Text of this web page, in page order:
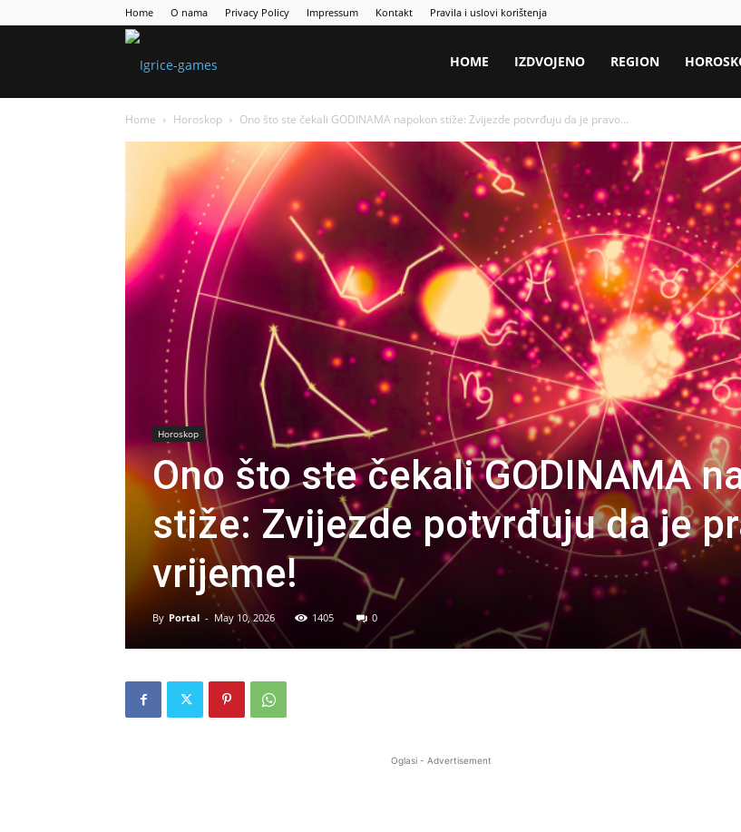
Home O nama Privacy Policy Impressum Kontakt Pravila i uslovi korištenja
HOME IZDVOJENO REGION
Home Horoskop Ono što ste čekali GODINAMA napokon stiže: Zvijezde potvrđuju da je pravo...
Horoskop
Ono što ste čekali GODINAMA
stiže: Zvijezde potvrđuju da je
vrijeme!
By Portal - May 10, 2026 1405 0
Oglasi - Advertisement